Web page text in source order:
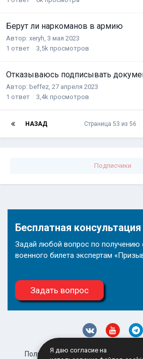
Берут ли наркоманов в армию
Автор: xeryh 3 мая 2023
1 ответ 3,5k просмотров
Отказываюсь подписывать
Автор: beffez 27 апреля 2023
1 ответ 3,4k просмотров
НАЗАД Страница 53 из 56
Подписчики
Бесплатная консультация
Задай любой вопрос по получению
военного билета экспертам
Задать вопрос
Политика конфиденциальности
Я даю согласие на